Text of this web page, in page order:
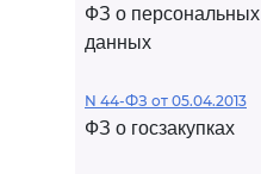
ФЗ о персональных
данных
N 44-ФЗ от 05.04.2013
ФЗ о госзакупках